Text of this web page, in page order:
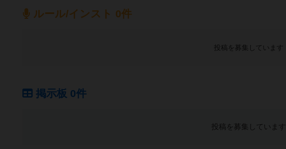
ルール/インスト 0件
投稿を募集しています
掲示板 0件
投稿を募集しています